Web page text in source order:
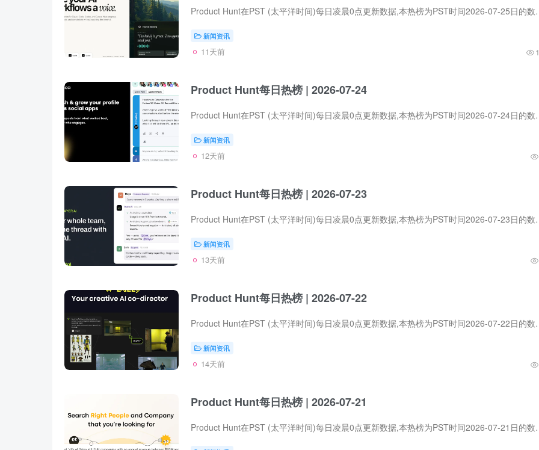
Product Hunt在PST (太平洋时间)每日凌晨0点更
新闻资讯
11天前
Product Hunt每日热榜 | 2026-07-24
Product Hunt在PST (太平洋时间)每日凌晨0点更
新闻资讯
12天前
Product Hunt每日热榜 | 2026-07-23
Product Hunt在PST (太平洋时间)每日凌晨0点更
新闻资讯
13天前
Product Hunt每日热榜 | 2026-07-22
Product Hunt在PST (太平洋时间)每日凌晨0点更
新闻资讯
14天前
Product Hunt每日热榜 | 2026-07-21
Product Hunt在PST (太平洋时间)每日凌晨0点更